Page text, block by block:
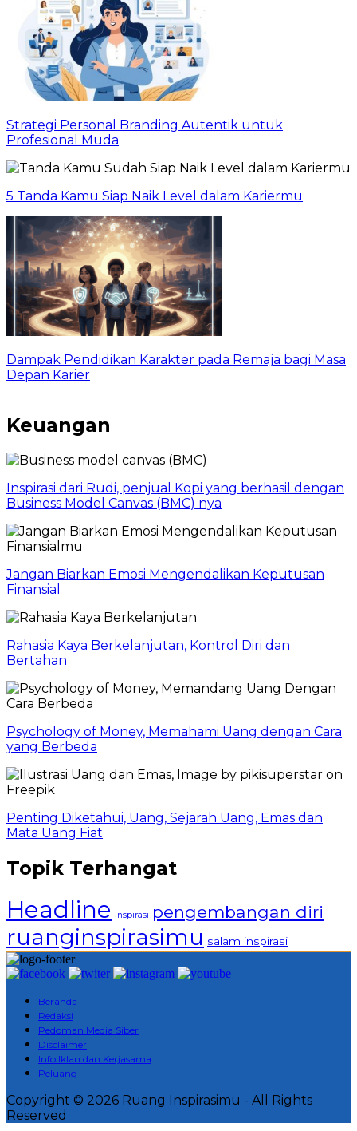
Strategi Personal Branding Autentik untuk
Profesional Muda
5 Tanda Kamu Siap Naik Level dalam Kariermu
Dampak Pendidikan Karakter pada Remaja bagi Masa
Depan Karier
Keuangan
Inspirasi dari Rudi, penjual Kopi yang berhasil dengan
Business Model Canvas (BMC) nya
Jangan Biarkan Emosi Mengendalikan Keputusan
Finansial
Rahasia Kaya Berkelanjutan, Kontrol Diri dan
Bertahan
Psychology of Money, Memahami Uang dengan Cara
yang Berbeda
Penting Diketahui, Uang, Sejarah Uang, Emas dan
Mata Uang Fiat
Topik Terhangat
Headline inspirasi pengembangan diri
ruanginspirasimu salam inspirasi
Beranda
Redaksi
Pedoman Media Siber
Disclaimer
Info Iklan dan Kerjasama
Peluang
Copyright © 2026 Ruang Inspirasimu - All Rights
Reserved